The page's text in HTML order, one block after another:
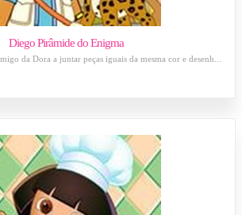
Diego Pirâmide do Enigma
da Dora a juntar peças iguais da mesma cor e desenh...